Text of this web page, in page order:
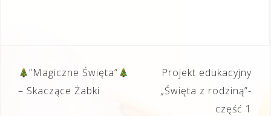
Nawigacja
wpisu
”Magiczne Święta”
– Skaczące Żabki
Projekt edukacyjny
„Święta z rodziną”-
część 1